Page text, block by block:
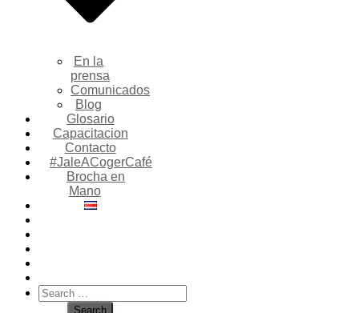
En la
prensa
Comunicados
Blog
Glosario
Capacitacion
Contacto
#JaleACogerCafé
Brocha en
Mano
Search
for: